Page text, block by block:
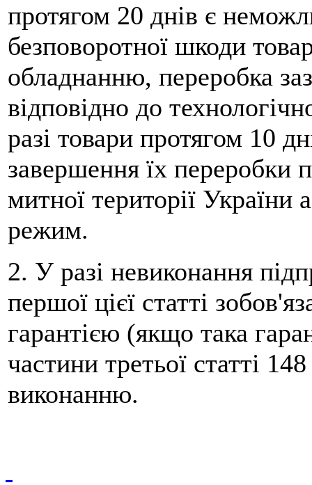
протягом 20 днів є
безповоротної шкоди
обладнанню, переробка
відповідно до
разі товари протягом 10
завершення їх переробки
митної території
режим.
2. У разі невиконання
першої цієї статті
гарантією (якщо така
частини третьої статті
виконанню.